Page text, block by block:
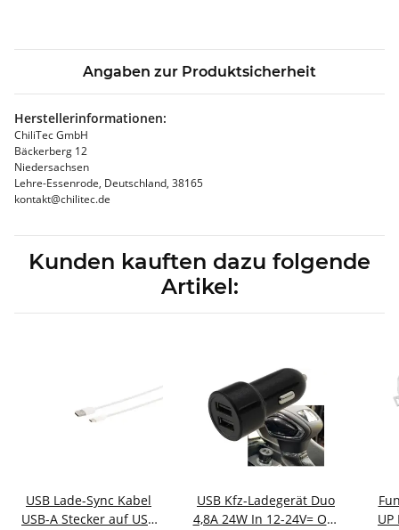
Angaben zur Produktsicherheit
Herstellerinformationen:
ChiliTec GmbH
Bäckerberg 12
Niedersachsen
Lehre-Essenrode, Deutschland, 38165
kontakt@chilitec.de
Kunden kauften dazu folgende
Artikel:
USB Lade-Sync Kabel
USB-A Stecker auf USB
USB Kfz-Ladegerät Duo
4,8A 24W In 12-24V= Out